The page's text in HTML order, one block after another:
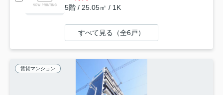
5階 / 25.05㎡ / 1K
すべて見る（全6戸）
賃貸マンション